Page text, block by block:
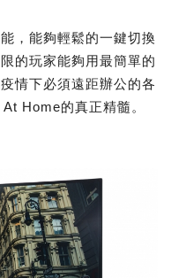
，能夠輕鬆的一鍵切換
的玩家能夠用最簡單的
情下必須遠距辦公的各
Home的真正精髓。